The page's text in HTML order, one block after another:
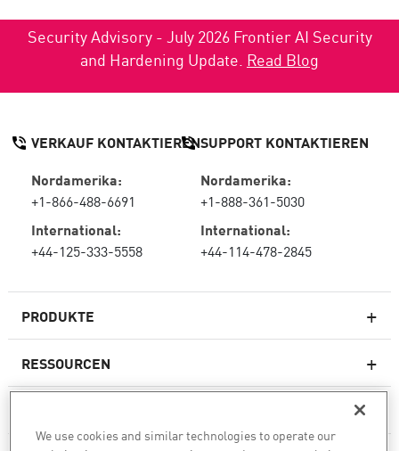
Security Advisory - July 2026 Frontier AI Security
and Hardening Update. Read Blog
PRODUKTE
Next-Generation-Firewalls
RESSOURCEN
VERKAUF KONTAKTIEREN
Nordamerika:
+1-866-488-6691
International:
+44-125-333-5558
SUPPORT KONTAKTIEREN
Nordamerika:
+1-888-361-5030
International:
+44-114-478-2845
We use cookies and similar technologies to operate our